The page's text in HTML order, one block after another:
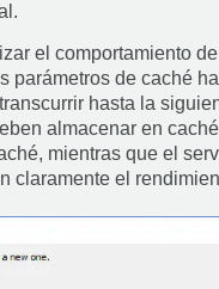
el comportamiento
parámetros de caché
hasta la
almacenar en
mientras que el
claramente el